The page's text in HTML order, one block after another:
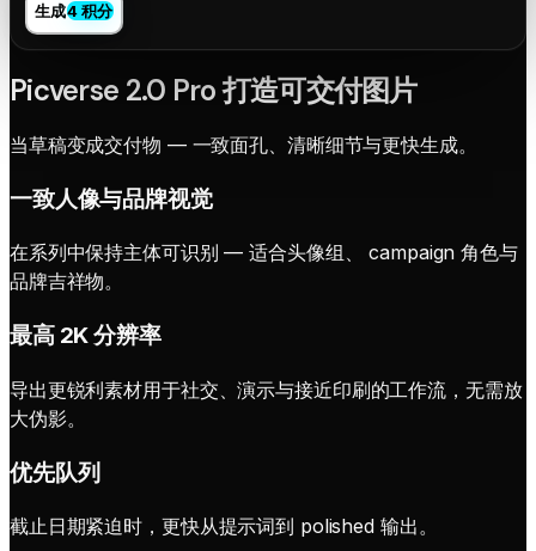
生成4 积分
Picverse 2.0 Pro 打造可交付图片
当草稿变成交付物 — 一致面孔、清晰细节与更快生成。
一致人像与品牌视觉
在系列中保持主体可识别 — 适合头像组、 campaign 角色与
品牌吉祥物。
最高 2K 分辨率
导出更锐利素材用于社交、演示与接近印刷的工作流，无需放
大伪影。
优先队列
截止日期紧迫时，更快从提示词到 polished 输出。